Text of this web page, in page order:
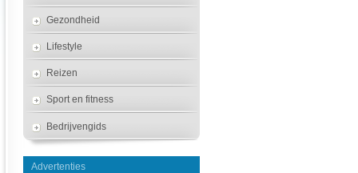
Gezondheid
Lifestyle
Reizen
Sport en fitness
Bedrijvengids
Advertenties